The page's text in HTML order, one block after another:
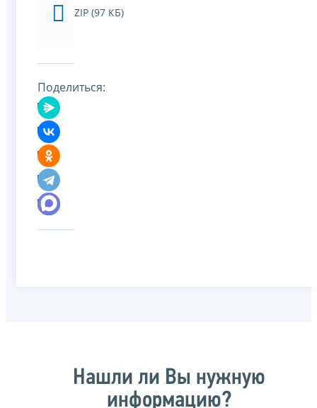
ZIP (97 КБ)
Поделиться:
Нашли ли Вы нужную
информацию?